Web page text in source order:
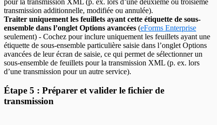
pour la transmission XML (p. ex. lors d’une deuxième ou troisième
transmission additionnelle, modifiée ou annulée).
Traiter uniquement les feuillets ayant cette étiquette de sous-
ensemble dans l’onglet Options avancées (eForms Enterprise
seulement) - Cochez pour inclure uniquement les feuillets ayant une
étiquette de sous-ensemble particulière saisie dans l’onglet Options
avancées de leur écran de saisie, ce qui permet de sélectionner un
sous-ensemble de feuillets pour la transmission XML (p. ex. lors
d’une transmission pour un autre service).
Étape 5 : Préparer et valider le fichier de
transmission